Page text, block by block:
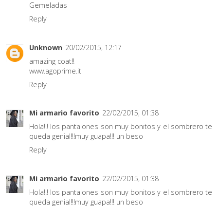
Gemeladas
Reply
Unknown 20/02/2015, 12:17
amazing coat!!
www.agoprime.it
Reply
Mi armario favorito 22/02/2015, 01:38
Hola!!! los pantalones son muy bonitos y el sombrero te
queda genial!!!muy guapa!!! un beso
Reply
Mi armario favorito 22/02/2015, 01:38
Hola!!! los pantalones son muy bonitos y el sombrero te
queda genial!!!muy guapa!!! un beso